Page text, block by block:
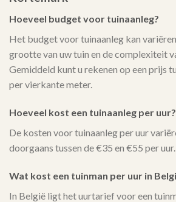
Hoeveel budget voor tuinaanleg?
Het budget voor tuinaanleg kan
grootte van uw tuin en de complexiteit
Gemiddeld kunt u rekenen op een prijs
per vierkante meter.
Hoeveel kost een tuinaanleg per uur?
De kosten voor tuinaanleg per uur
doorgaans tussen de €35 en €55 per uur.
Wat kost een tuinman per uur in
In België ligt het uurtarief voor een